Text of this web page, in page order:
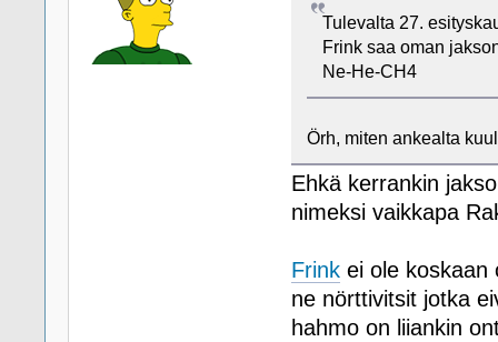
Tulevalta 27.
Frink saa oman
Ne-He-CH4
Örh, miten ankealta
Ehkä kerrankin
nimeksi vaikkapa
Frinkei ole koskaan
ne nörttivitsit jotka
hahmo on liiankin